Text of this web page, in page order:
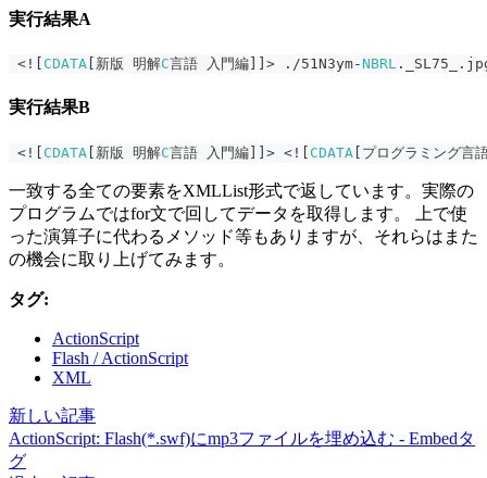
実行結果A
< ! CDATA 新版 明解C言語 入門編 > . /51N3ym-NBRL . _SL75_ .
実行結果B
< ! CDATA 新版 明解C言語 入門編 > < ! CDATA プログラミング言
一致する全ての要素をXMLList形式で返しています。実際の
プログラムではfor文で回してデータを取得します。 上で使
った演算子に代わるメソッド等もありますが、それらはまた
の機会に取り上げてみます。
タグ:
ActionScript
Flash / ActionScript
XML
新しい記事
ActionScript: Flash(*.swf)にmp3ファイルを埋め込む - Embedタ
グ